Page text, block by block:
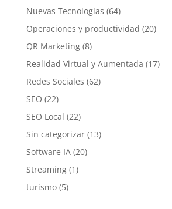
Nuevas Tecnologías (64)
Operaciones y productividad (20)
QR Marketing(8)
Realidad Virtual y Aumentada (17)
Redes Sociales (62)
SEO (22)
SEO Local (22)
Sin categorizar(13)
Software IA(20)
Streaming(1)
turismo(5)